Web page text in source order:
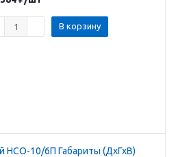
В корзину
10/6П Габариты (ДхГхВ)